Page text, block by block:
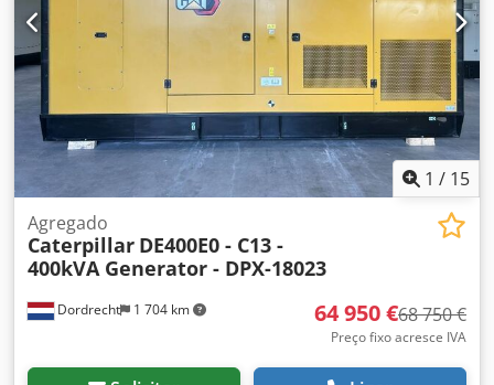
1 / 15
Dordrecht 1 704 km
Agregado
Caterpillar DE400E0 - C13 -
400kVA Generator - DPX-18023
64 950 €68 750 €
Preço fixo acresce IVA